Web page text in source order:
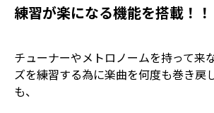
練習が楽になる機能を搭載！！
チューナーやメトロノームを持って来
ズを練習する為に楽曲を何度も巻き戻
も、